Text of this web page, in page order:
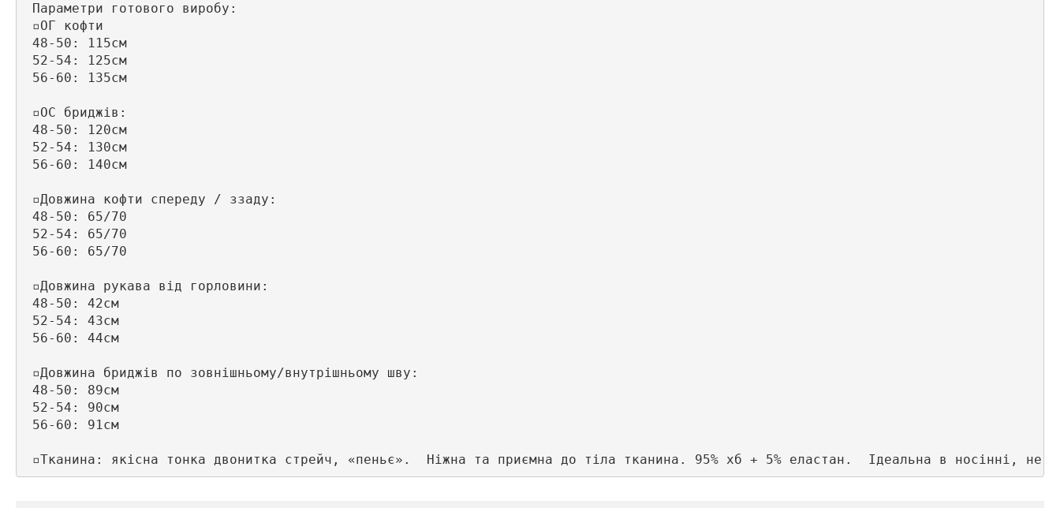
Параметри готового виробу:
▫️ОГ кофти
48-50: 115см
52-54: 125см
56-60: 135см
▫️ОС бриджів:
48-50: 120см
52-54: 130см
56-60: 140см
▫️Довжина кофти спереду / ззаду:
48-50: 65/70
52-54: 65/70
56-60: 65/70
▫️Довжина рукава від горловини:
48-50: 42см
52-54: 43см
56-60: 44см
▫️Довжина бриджів по зовнішньому/внутрішньому шву:
48-50: 89см
52-54: 90см
56-60: 91см